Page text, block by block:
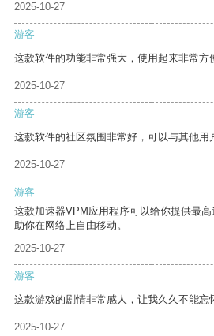
2025-10-27
游客
这款软件的功能非常强大，使用起来非常方
2025-10-27
游客
这款软件的社区氛围非常好，可以与其他用
2025-10-27
游客
这款加速器VPM应用程序可以给你提供最
助你在网络上自由移动。
2025-10-27
游客
这款游戏的剧情非常感人，让我久久不能忘
2025-10-27